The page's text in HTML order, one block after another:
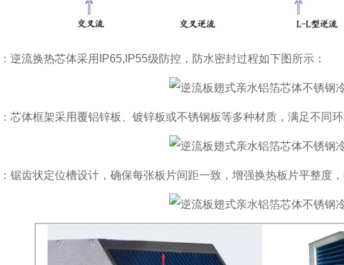
：逆流换热芯体采用IP65,IP55级防控，防水密封过程如下图所示：
：芯体框架采用覆铝锌板、镀锌板或不锈钢板等多种材质，满足不同
：锯齿状定位槽设计，确保每张板片间距一致，增强换热板片平整度，